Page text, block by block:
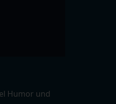
Humor und